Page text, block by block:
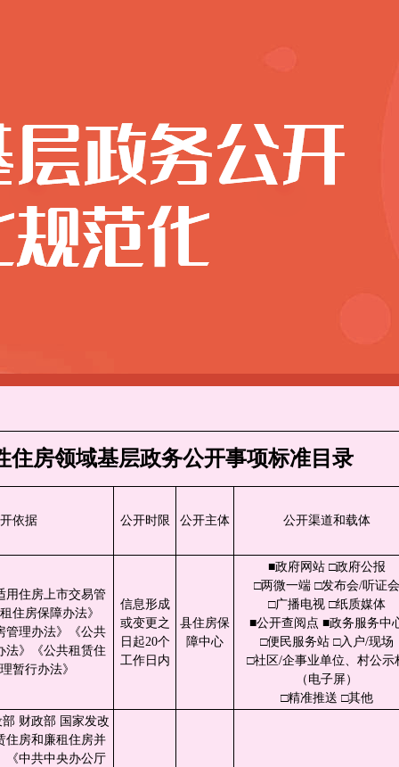
住房领域基层政务公开事项标准目录
依据 公开时限 公开主体 公开渠道和载体
用住房上市交易管
住房保障办法》
管理办法》《公共
法》《公共租赁住
暂行办法》
信息形成
或变更之
日起20个
工作日内
县住房保
障中心
■政府网站 □政府公报
□两微一端 □发布会/听证会
□广播电视 □纸质媒体
■公开查阅点 ■政务服务中
□便民服务站 □入户/现场
□社区/企事业单位、村公示
（电子屏）
□精准推送 □其他
财政部 国家发改
住房和廉租住房并
《中共中央办公厅